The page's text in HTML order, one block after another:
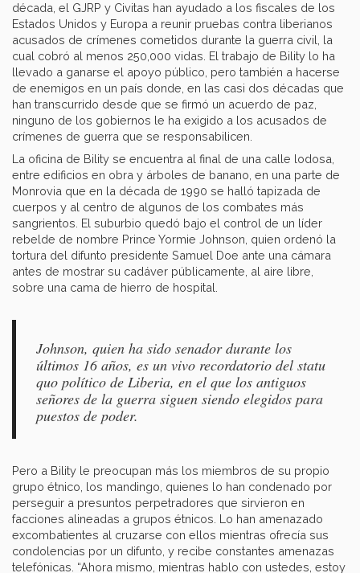
década, el GJRP y Civitas han ayudado a los fiscales de los
Estados Unidos y Europa a reunir pruebas contra liberianos
acusados de crímenes cometidos durante la guerra civil, la
cual cobró al menos 250,000 vidas. El trabajo de Bility lo ha
llevado a ganarse el apoyo público, pero también a hacerse
de enemigos en un país donde, en las casi dos décadas que
han transcurrido desde que se firmó un acuerdo de paz,
ninguno de los gobiernos le ha exigido a los acusados de
crímenes de guerra que se responsabilicen.
La oficina de Bility se encuentra al final de una calle lodosa,
entre edificios en obra y árboles de banano, en una parte de
Monrovia que en la década de 1990 se halló tapizada de
cuerpos y al centro de algunos de los combates más
sangrientos. El suburbio quedó bajo el control de un líder
rebelde de nombre Prince Yormie Johnson, quien ordenó la
tortura del difunto presidente Samuel Doe ante una cámara
antes de mostrar su cadáver públicamente, al aire libre,
sobre una cama de hierro de hospital.
Johnson, quien ha sido senador durante los
últimos 16 años, es un vivo recordatorio del statu
quo político de Liberia, en el que los antiguos
señores de la guerra siguen siendo elegidos para
puestos de poder.
Pero a Bility le preocupan más los miembros de su propio
grupo étnico, los mandingo, quienes lo han condenado por
perseguir a presuntos perpetradores que sirvieron en
facciones alineadas a grupos étnicos. Lo han amenazado
excombatientes al cruzarse con ellos mientras ofrecía sus
condolencias por un difunto, y recibe constantes amenazas
telefónicas. “Ahora mismo, mientras hablo con ustedes, estoy